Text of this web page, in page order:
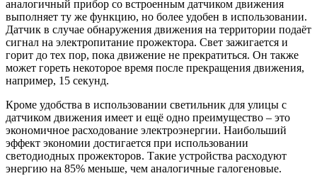
аналогичный прибор со встроенным датчиком движения
выполняет ту же функцию, но более удобен в использовании.
Датчик в случае обнаружения движения на территории подаёт
сигнал на электропитание прожектора. Свет зажигается и
горит до тех пор, пока движение не прекратиться. Он также
может гореть некоторое время после прекращения движения,
например, 15 секунд.
Кроме удобства в использовании светильник для улицы с
датчиком движения имеет и ещё одно преимущество – это
экономичное расходование электроэнергии. Наибольший
эффект экономии достигается при использовании
светодиодных прожекторов. Такие устройства расходуют
энергию на 85% меньше, чем аналогичные галогеновые.